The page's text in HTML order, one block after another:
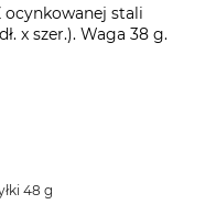
ocynkowanej stali
x szer.). Waga 38 g.
48 g